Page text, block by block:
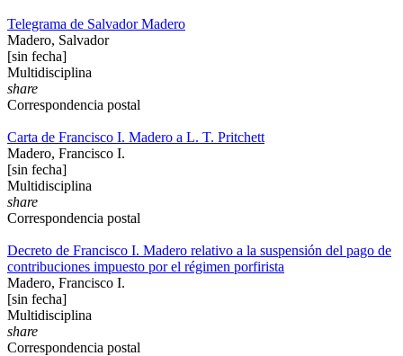
Telegrama de Salvador Madero
Madero, Salvador
[sin fecha]
Multidisciplina
share
Correspondencia postal
Carta de Francisco I. Madero a L. T. Pritchett
Madero, Francisco I.
[sin fecha]
Multidisciplina
share
Correspondencia postal
Decreto de Francisco I. Madero relativo a la suspensión del pago de
contribuciones impuesto por el régimen porfirista
Madero, Francisco I.
[sin fecha]
Multidisciplina
share
Correspondencia postal